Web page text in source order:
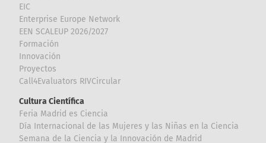
EIC
Enterprise Europe Network
EEN SCALEUP 2026/2027
Formación
Innovación
Proyectos
Call4Evaluators RIVCircular
Cultura Científica
Feria Madrid es Ciencia
Día Internacional de las Mujeres y las Niñas en la Ciencia
Semana de la Ciencia y la Innovación de Madrid